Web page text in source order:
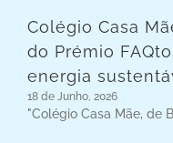
Colégio Casa
do Prémio
energia
18 de Junho, 2026
"Colégio Casa Mãe, de